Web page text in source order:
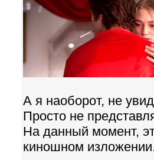
А я наоборот, не
Просто не
На данный момент,
киношном